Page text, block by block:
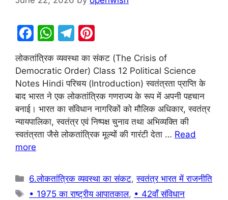
F
a
c
e
b
o
o
k
W
at
s
A
p
p
T
e
gr
a
m
nt
er
e
st
लोकतांत्रिक व्यवस्था का संकट (The Crisis of
Democratic Order) Class 12 Political Science
Notes Hindi परिचय (Introduction) स्वतंत्रता प्राप्ति के
बाद भारत ने एक लोकतांत्रिक गणराज्य के रूप में अपनी पहचान
बनाई। भारत का संविधान नागरिकों को मौलिक अधिकार, स्वतंत्र
न्यायपालिका, स्वतंत्र एवं निष्पक्ष चुनाव तथा अभिव्यक्ति की
स्वतंत्रता जैसे लोकतांत्रिक मूल्यों की गारंटी देता … Read
more
Categories
6.लोकतांत्रिक व्यवस्था का संकट,स्वतंत्र भारत में राजनीति
Tags
• 1975 का राष्ट्रीय आपातकाल, • 42वाँ संविधान